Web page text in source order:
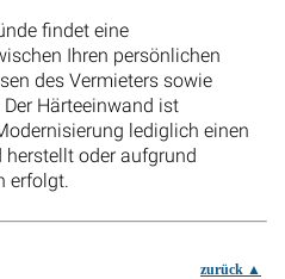
findet eine
Ihren persönlichen
des Vermieters sowie
Härteeinwand ist
lediglich einen
oder aufgrund
erfolgt.
zurück